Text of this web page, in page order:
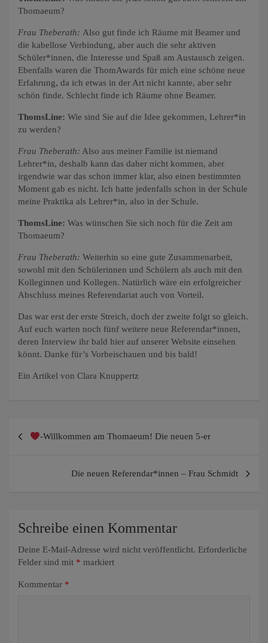
Thomaeum?
Frau Theberath: Also gut finde ich Räume mit Beamer und
die kabellose Verbindung, aber auch die sehr aktiven
Schüler*innen, die Interesse und Spaß am Austausch zeigen.
Ebenfalls waren die ThomAwards für mich eine schöne neue
Erfahrung, da ich etwas in der Art nicht kannte, aber sehr
schön finde. Schlecht finde ich Räume ohne Beamer.
ThomsLine: Wie sind Sie auf die Idee gekommen, Lehrer*in
zu werden?
Frau Theberath: Also aus meiner Familie ist niemand
Lehrer*in, deshalb kann das daher nicht kommen, aber
irgendwie war das schon immer klar, also einen bestimmten
Moment gab es nicht. Ich hatte jedenfalls schon in der Schule
meine Praktika als Lehrer*in, also in der Schule.
ThomsLine: Was wünschen Sie sich noch für die Zeit am
Thomaeum?
Frau Theberath: Weiterhin so eine gute Zusammenarbeit,
sowohl mit den Schülerinnen und Schülern als auch mit den
Kolleginnen und Kollegen. Natürlich wäre ein erfolgreicher
Abschluss meines Referendariat auch von Vorteil.
Das war erst der erste Streich, doch der zweite folgt so gleich.
Auf euch warten noch fünf weitere neue Referendar*innen,
deren Interview ihr bald hier auf unserer Website einsehen
könnt. Danke für’s Vorbeischauen und bis bald!
Ein Artikel von Clara Knuppertz
-Willkommen am Thomaeum! Die neuen 5-er
Die neuen Referendar*innen – Frau Schmidt
Schreibe einen Kommentar
Deine E-Mail-Adresse wird nicht veröffentlicht. Erforderliche
Felder sind mit * markiert
Kommentar *